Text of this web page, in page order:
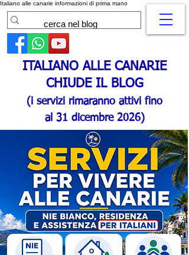
Italiano alle canarie informazioni di prima mano
ITALIANO ALLE CANARIE
CHIUDE IL BLOG
(i servizi rimaranno attivi fino
al 31 dicembre 2026)